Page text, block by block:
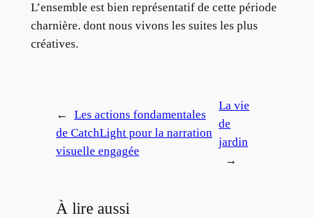
L’ensemble est bien représentatif de cette période
charnière. dont nous vivons les suites les plus
créatives.
←
Les actions fondamentales
de CatchLight pour la narration
visuelle engagée
La vie
de
jardin
→
À lire aussi